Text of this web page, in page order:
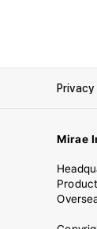
Privacy
Mirae